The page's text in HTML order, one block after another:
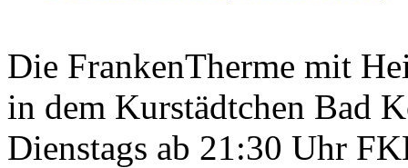
Die FrankenTherme mit
in dem Kurstädtchen Bad
Dienstags ab 21:30 Uhr